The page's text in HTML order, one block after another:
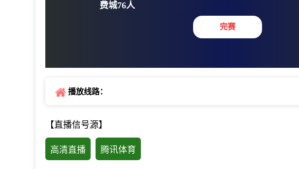
费城76人
完赛
播放线路：
【直播信号源】
高清直播 腾讯体育